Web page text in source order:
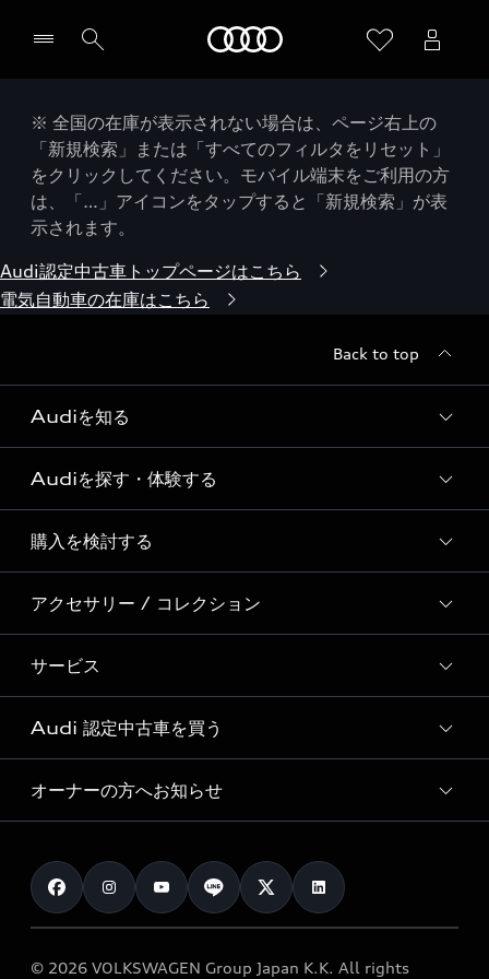
※ 全国の在庫が表示されない場合は、ページ右上の
「新規検索」または「すべてのフィルタをリセット」
をクリックしてください。モバイル端末をご利用の方
は、「…」アイコンをタップすると「新規検索」が表
示されます。
Audi認定中古車トップページはこちら
電気自動車の在庫はこちら
Back to top
Audiを知る
Audi ブランド
Story of Progress
Audi Sport
Formula 1®
デジタルサービス
Audiを探す・体験する
ディーラー検索
新車在庫検索
試乗車・展示車検索
見積り依頼
試乗予約
購入を検討する
モデル一覧
特別仕様モデル / 限定モデル
e-tronラインアップ
価格シミュレーション
車両比較
カタログ一覧
アクセサリー / コレクション
純正アクセサリー
オンラインショップ
Audi collection
アウディナビアプリ
サービス
サービス入庫予約
サービスプログラム
メンテナンス
車検 / 定期点検
e-tronアフターサポート
Audi 認定中古車を買う
Audi認定中古車
クオリティ
保証
メンテナンス
オーナーの方へお知らせ
お知らせ
オーナー様向けキャンペーン
© 2026 VOLKSWAGEN Group Japan K.K. All rights